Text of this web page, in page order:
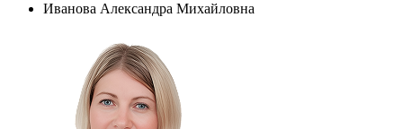
Иванова Александра Михайловна